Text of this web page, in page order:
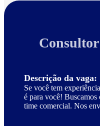
Descrição da vaga:
Se você tem
é para você! Buscamos
time comercial. Nos